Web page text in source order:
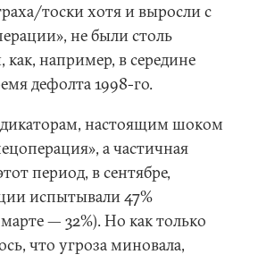
тоски хотя и выросли с
не были столь
например, в середине
дефолта 1998-го.
настоящим шоком
а частичная
период, в сентябре,
испытывали 47%
— 32%). Но как только
что угроза миновала,